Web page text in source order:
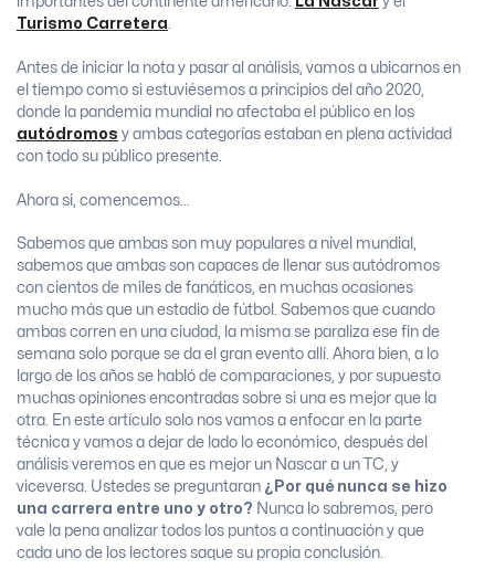
Turismo Carretera
Antes de iniciar la nota y pasar al análisis, vamos a ubicarnos en
el tiempo como si estuviésemos a principios del año 2020,
donde la pandemia mundial no afectaba el público en los
autódromos y ambas categorías estaban en plena actividad
con todo su público presente.
Ahora si, comencemos…
Sabemos que ambas son muy populares a nivel mundial,
sabemos que ambas son capaces de llenar sus autódromos
con cientos de miles de fanáticos, en muchas ocasiones
mucho más que un estadio de fútbol. Sabemos que cuando
ambas corren en una ciudad, la misma se paraliza ese fin de
semana solo porque se da el gran evento allí. Ahora bien, a lo
largo de los años se habló de comparaciones, y por supuesto
muchas opiniones encontradas sobre si una es mejor que la
otra. En este artículo solo nos vamos a enfocar en la parte
técnica y vamos a dejar de lado lo económico, después del
análisis veremos en que es mejor un Nascar a un TC, y
viceversa. Ustedes se preguntaran ¿Por qué nunca se hizo
una carrera entre uno y otro? Nunca lo sabremos, pero
vale la pena analizar todos los puntos a continuación y que
cada uno de los lectores saque su propia conclusión.